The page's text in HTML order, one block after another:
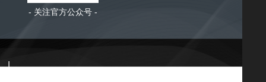
- 关注官方公众号 -
|